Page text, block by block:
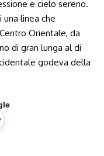
e cielo sereno.
linea che
Orientale, da
di gran lunga al di
godeva della